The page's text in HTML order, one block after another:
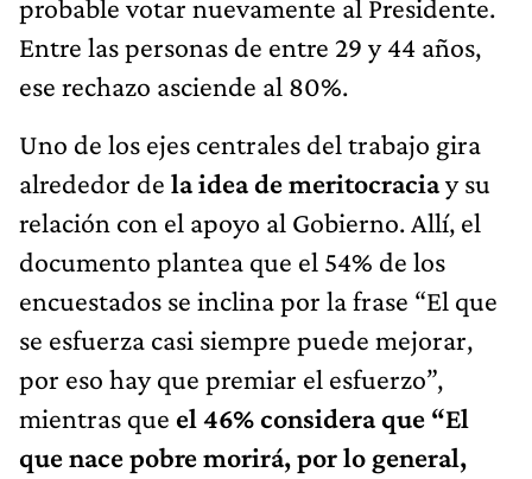
probable votar nuevamente al Presidente.
Entre las personas de entre 29 y 44 años,
ese rechazo asciende al 80%.
Uno de los ejes centrales del trabajo gira
alrededor de la idea de meritocraciay su
relación con el apoyo al Gobierno. Allí, el
documento plantea que el 54% de los
encuestados se inclina por la frase “El que
se esfuerza casi siempre puede mejorar,
por eso hay que premiar el esfuerzo”,
mientras que el 46% considera que “El
que nace pobre morirá, por lo general,